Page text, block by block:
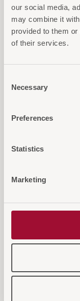
our social media,
may combine it
provided to them
of their services.
Selection
Necessary
Preferences
Statistics
Marketing
AUF
Diese
interessieren